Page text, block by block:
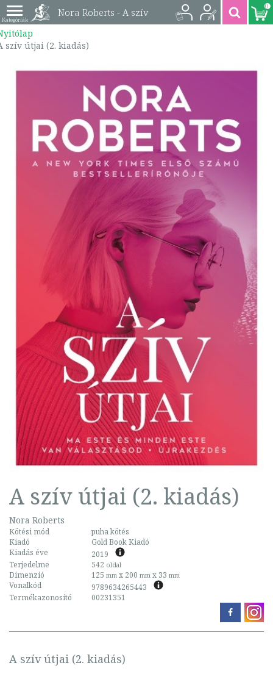
Nora Roberts - A szív
0
szív útjai (2. kiadás)
A szív útjai (2. kiadás)
Nora Roberts
Kötési mód
puha kötés
Kiadó
Gold Book Kiadó
Kiadás éve
2019
Terjedelme
542 oldal
Dimenzió 125 mm x 200 mm x 33 mm
Vonalkód
9789634265443
Termékazonosító
00231351
A szív útjai (2. kiadás)